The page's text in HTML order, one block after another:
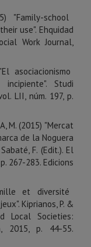
"Family-school
use". Ehquidad
Work Journal,
asociacionismo
Studi
LII, núm. 197, p.
M. (2015) "Mercat
de la Noguera
F. (Edit.). El
267-283. Edicions
et diversité
Kiprianos, P. &
Local Societies:
2015, p. 44-55.